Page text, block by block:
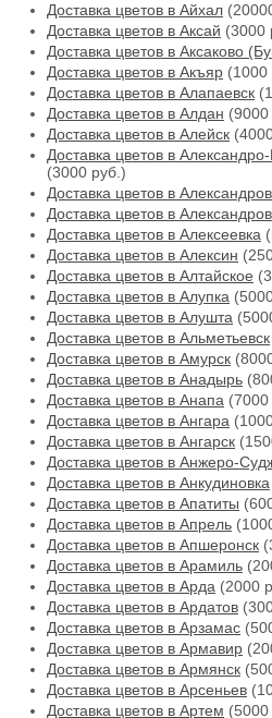
Доставка цветов в Айхал
Доставка цветов в Аксай (3000
Доставка цветов в Аксаково
Доставка цветов в Акъяр (1000
Доставка цветов в Алапаевск
Доставка цветов в Алдан (9000
Доставка цветов в Алейск
Доставка цветов в
(3000 руб.)
Доставка цветов в Александров
Доставка цветов в
Доставка цветов в Алексеевка
Доставка цветов в Алексин
Доставка цветов в Алтайское
Доставка цветов в Алупка
Доставка цветов в Алушта
Доставка цветов в Альметьевск
Доставка цветов в Амурск
Доставка цветов в Анадырь
Доставка цветов в Анапа (7000
Доставка цветов в Ангара
Доставка цветов в Ангарск
Доставка цветов в Анжеро-
Доставка цветов в Анкудиновка
Доставка цветов в Апатиты
Доставка цветов в Апрель
Доставка цветов в Апшеронск
Доставка цветов в Арамиль
Доставка цветов в Арда (2000
Доставка цветов в Ардатов
Доставка цветов в Арзамас
Доставка цветов в Армавир
Доставка цветов в Армянск
Доставка цветов в Арсеньев
Доставка цветов в Артем (5000